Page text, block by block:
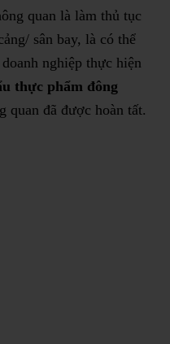
quan là làm thủ tục
sân bay, là có thể
nghiệp thực hiện
thực phẩm đông
quan đã được hoàn tất.